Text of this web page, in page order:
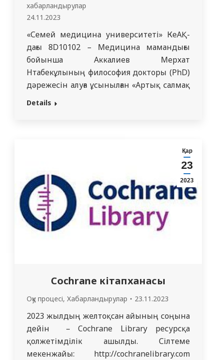
ғылымдарының…
хабарландырулар
24.11.2023
«Семей медицина университеті» КеАҚ-
дағы 8D10102 – Медицина мамандығы
бойынша Аккалиев Мерхат
Нтабекұлының философия докторы (PhD)
дәрежесін алуға ұсынылған «Артық салмақ
кезінде қазақ популяциясының ер
факторлардың рөлі» тақырыбындағы
диссертациясы қорғалады. Диссертация
«Семей медицина университеті» КеАҚ
хирургиялық пәндер кафедрасының
базасында орындалды. Қорғау орыс
тілінде өтеді. Ғылыми кеңесшілер:
Аукенов Нурлан Ерденұлы…
Details
Қар
23
2023
Cochrane кітапханасы
Оқу процесі, Хабарландырулар 23.11.2023
2023 жылдың желтоқсан айының соңына
дейін – Cochrane Library ресурсқа
қолжетімділік ашылды. Сілтеме
мекенжайы: http://cochranelibrary.com